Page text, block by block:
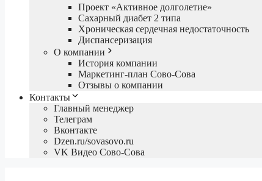
Проект «Активное долголетие»
Сахарный диабет 2 типа
Хроническая сердечная недостаточность
Диспансеризация
О компании
История компании
Маркетинг-план Сово-Сова
Отзывы о компании
Контакты
Главный менеджер
Телеграм
Вконтакте
Dzen.ru/sovasovo.ru
VK Видео Сово-Сова